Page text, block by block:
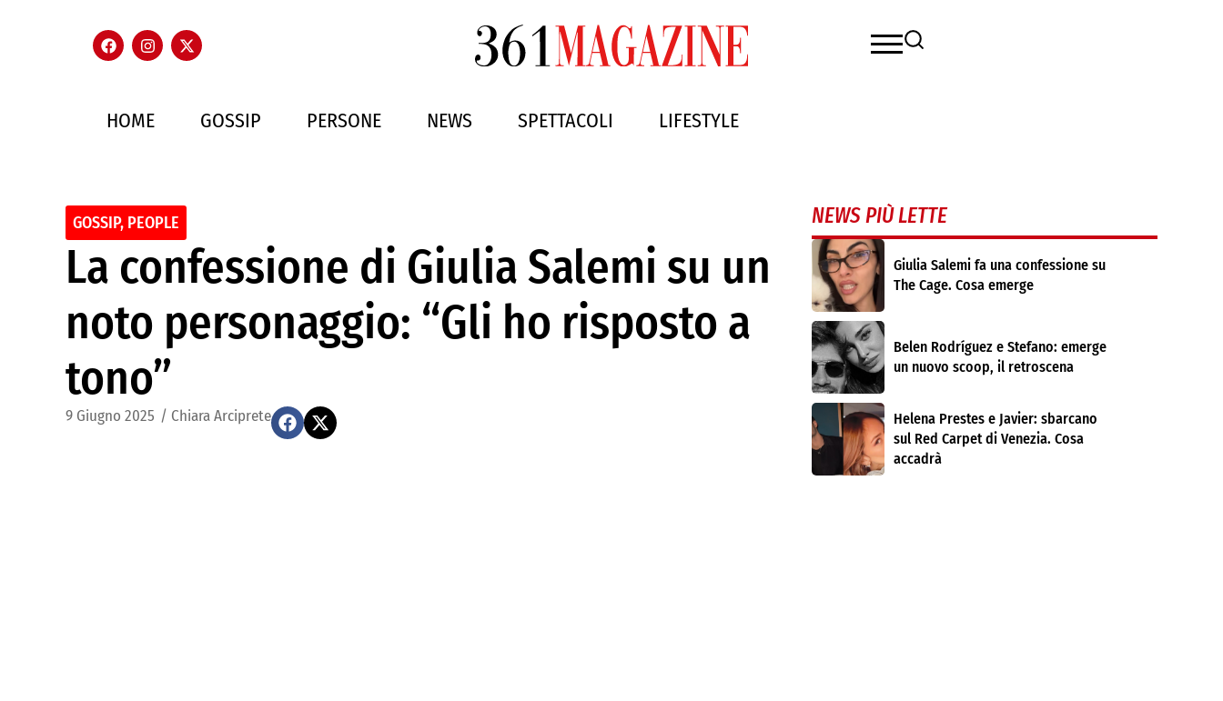
HOME GOSSIP PERSONE NEWS SPETTACOLI LIFESTYLE
GOSSIP, PEOPLE
La confessione di Giulia Salemi su un
noto personaggio: “Gli ho risposto a
tono”
9 Giugno 2025 / Chiara Arciprete
NEWS PIÙ LETTE
Giulia Salemi fa una confessione su
The Cage. Cosa emerge
Belen Rodríguez e Stefano: emerge
un nuovo scoop, il retroscena
Helena Prestes e Javier: sbarcano
sul Red Carpet di Venezia. Cosa
accadrà